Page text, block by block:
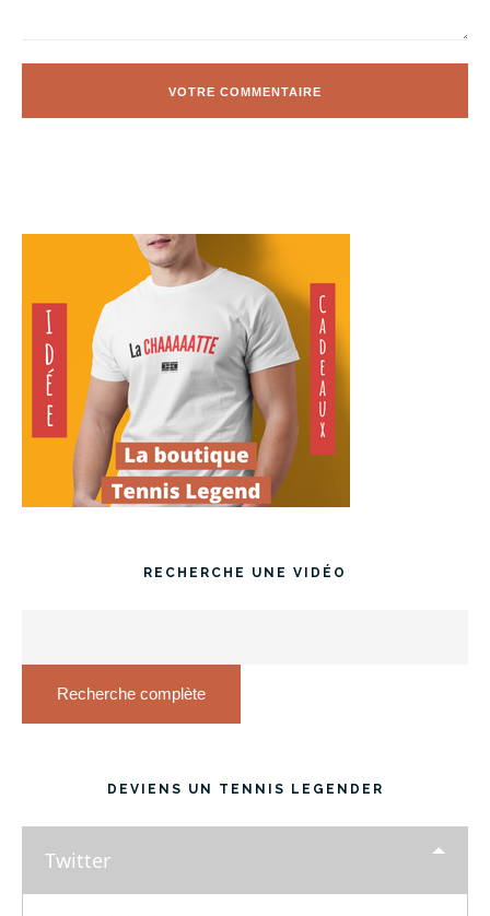
RECHERCHE UNE VIDÉO
Recherche complète
DEVIENS UN TENNIS LEGENDER
Twitter